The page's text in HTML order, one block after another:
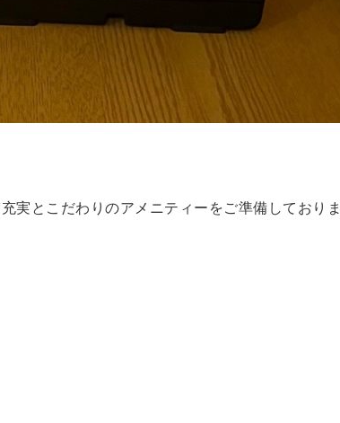
充実とこだわり のアメニティーをご準備しておりま